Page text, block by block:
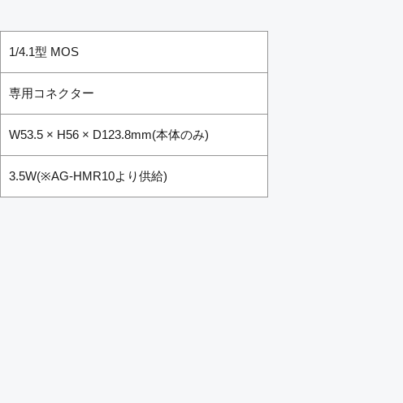
1/4.1型 MOS
専用コネクター
W53.5 × H56 × D123.8mm(本体のみ)
3.5W(※AG-HMR10より供給)